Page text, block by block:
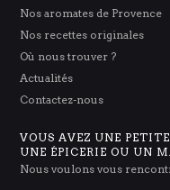
Nos aromates de Provence
Nos recettes originales
Où nous trouver ?
Actualités
Contactez-nous
VOUS AVEZ UNE
UNE ÉPICERIE OU UN
Nous voulons vous